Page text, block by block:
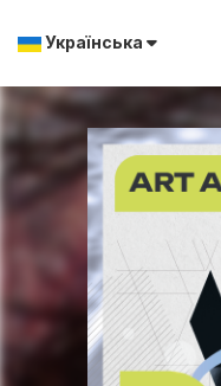
Українська